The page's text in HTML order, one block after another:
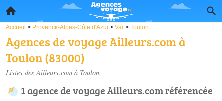
Accueil > Provence-Alpes-Côte d'Azur > Var > Toulon
Agences de voyage Ailleurs.com à
Toulon (83000)
Listes des Ailleurs.com à Toulon.
1 agence de voyage Ailleurs.com référencée